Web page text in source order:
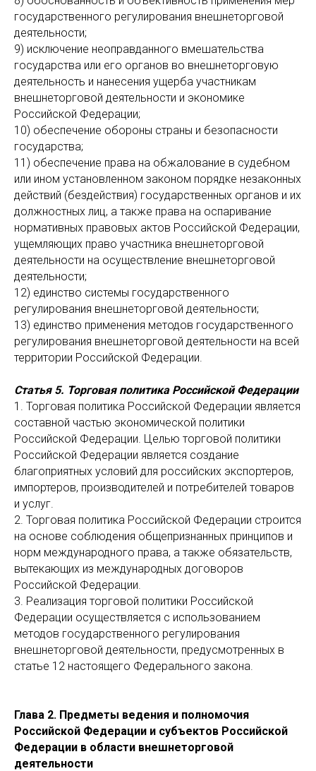
государственного регулирования внешнеторговой
деятельности;
9) исключение неоправданного вмешательства
государства или его органов во внешнеторговую
деятельность и нанесения ущерба участникам
внешнеторговой деятельности и экономике
Российской Федерации;
10) обеспечение обороны страны и безопасности
государства;
11) обеспечение права на обжалование в судебном
или ином установленном законом порядке незаконных
действий (бездействия) государственных органов и их
должностных лиц, а также права на оспаривание
нормативных правовых актов Российской Федерации,
ущемляющих право участника внешнеторговой
деятельности на осуществление внешнеторговой
деятельности;
12) единство системы государственного
регулирования внешнеторговой деятельности;
13) единство применения методов государственного
регулирования внешнеторговой деятельности на всей
территории Российской Федерации.
Статья 5. Торговая политика Российской Федерации
1. Торговая политика Российской Федерации является
составной частью экономической политики
Российской Федерации. Целью торговой политики
Российской Федерации является создание
благоприятных условий для российских экспортеров,
импортеров, производителей и потребителей товаров
и услуг.
2. Торговая политика Российской Федерации строится
на основе соблюдения общепризнанных принципов и
норм международного права, а также обязательств,
вытекающих из международных договоров
Российской Федерации.
3. Реализация торговой политики Российской
Федерации осуществляется с использованием
методов государственного регулирования
внешнеторговой деятельности, предусмотренных в
статье 12 настоящего Федерального закона.
Глава 2. Предметы ведения и полномочия
Российской Федерации и субъектов Российской
Федерации в области внешнеторговой
деятельности